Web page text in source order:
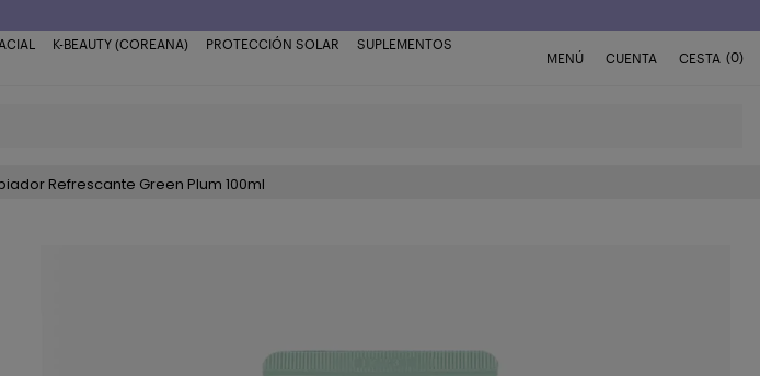
K-BEAUTY (COREANA) PROTECCIÓN SOLAR
SUPLEMENTOS
MENÚ CUENTA CESTA (0)
Refrescante Green Plum 100ml